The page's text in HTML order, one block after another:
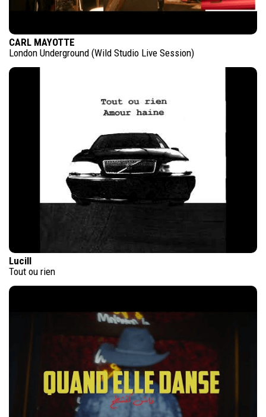
CARL MAYOTTE
London Underground (Wild Studio Live Session)
Lucill
Tout ou rien